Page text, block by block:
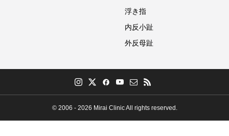
浮き指
内反小趾
外反母趾
© 2006 - 2026 Mirai Clinic All rights reserved.